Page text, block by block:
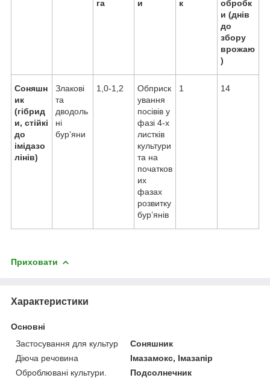
га
и
к
обробк
и (днів
до
збору
врожаю
)
Соняшн
ик
(гібрид
и, стійкі
до
імідазо
лінів)
Злакові
та
дводоль
ні
бур’яни
1,0-1,2
Обприск
ування
посівів у
фазі 4-х
листків
культури
та на
початков
их
фазах
розвитку
бур’янів
1 14
Приховати
Характеристики
Основні
Застосування для культур
Соняшник
Діюча речовина
Імазамокс, Імазапір
Оброблювані культури.
Подсолнечник